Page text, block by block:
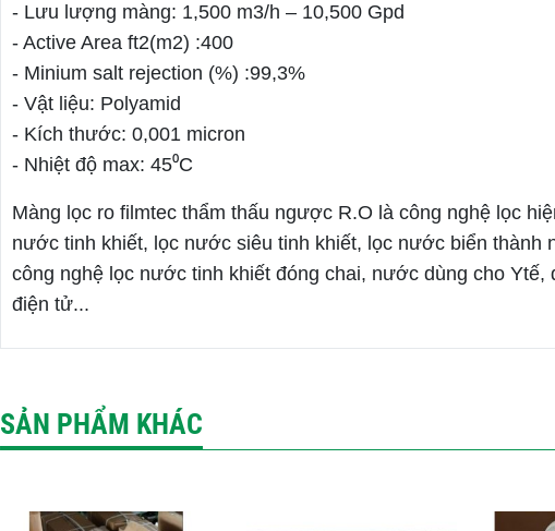
- Lưu lượng màng: 1,500 m3/h – 10,500 Gpd
- Active Area ft2(m2) :400
- Minium salt rejection (%) :99,3%
- Vật liệu: Polyamid
- Kích thước: 0,001 micron
- Nhiệt độ max: 45⁰C
Màng lọc ro filmtec thẩm thấu ngược R.O là công nghệ lọc
nước tinh khiết, lọc nước siêu tinh khiết, lọc nước biển
công nghệ lọc nước tinh khiết đóng chai, nước dùng cho
điện tử...
SẢN PHẨM KHÁC